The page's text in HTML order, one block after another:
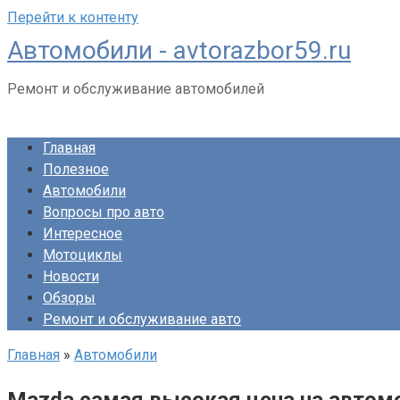
Перейти к контенту
Автомобили - avtorazbor59.ru
Ремонт и обслуживание автомобилей
Главная
Полезное
Автомобили
Вопросы про авто
Интересное
Мотоциклы
Новости
Обзоры
Ремонт и обслуживание авто
Главная » Автомобили